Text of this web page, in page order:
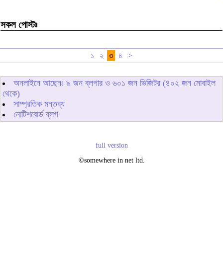
সকল পোস্টঃ
১ ২ ৩ ৪ >
অনলাইনে আছেনঃ ৯ জন ব্লগার ও ৬০১ জন ভিজিটর (৪০২ জন মোবাইল
থেকে)
সাম্প্রতিক মন্তব্য
নোটিশবোর্ড ব্লগ
full version
©somewhere in net ltd.